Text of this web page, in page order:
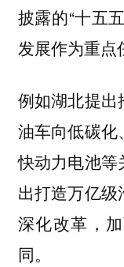
披露的“十五
发展作为重点
例如湖北提出
油车向低碳化
快动力电池等
出打造万亿
深化改革，
同。